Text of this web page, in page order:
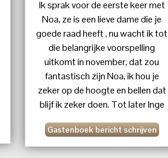
Ik sprak voor de eerste keer met
Noa, ze is een lieve dame die je
goede raad heeft , nu wacht ik tot
die belangrijke voorspelling
uitkomt in november, dat zou
fantastisch zijn Noa, ik hou je
zeker op de hoogte en bellen dat
blijf ik zeker doen. Tot later Inge
Gastenboek bericht schrijven